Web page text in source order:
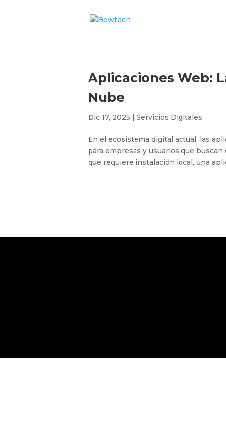
Aplicaciones Web:
Nube
Dic 17, 2025 | Servicios Digitales
En el ecosistema digital actual, las
para empresas y usuarios que
que requiere instalación local, una